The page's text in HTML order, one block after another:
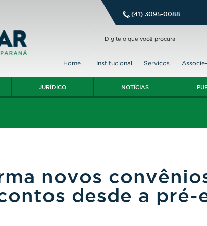
(41) 3095-0088
Home Institucional Serviços
JURÍDICO NOTÍCIAS
novos
desde a pré-